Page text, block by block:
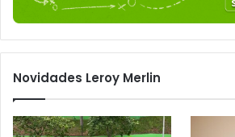
Novidades Leroy Merlin